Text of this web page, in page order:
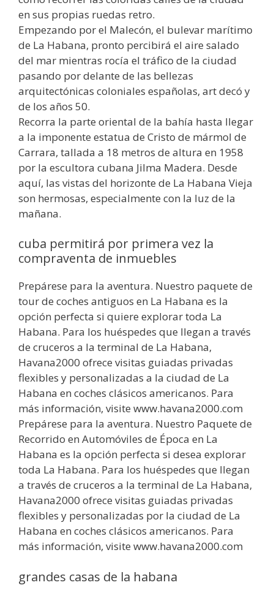
en sus propias ruedas retro.
Empezando por el Malecón, el bulevar marítimo
de La Habana, pronto percibirá el aire salado
del mar mientras rocía el tráfico de la ciudad
pasando por delante de las bellezas
arquitectónicas coloniales españolas, art decó y
de los años 50.
Recorra la parte oriental de la bahía hasta llegar
a la imponente estatua de Cristo de mármol de
Carrara, tallada a 18 metros de altura en 1958
por la escultora cubana Jilma Madera. Desde
aquí, las vistas del horizonte de La Habana Vieja
son hermosas, especialmente con la luz de la
mañana.
cuba permitirá por primera vez la
compraventa de inmuebles
Prepárese para la aventura. Nuestro paquete de
tour de coches antiguos en La Habana es la
opción perfecta si quiere explorar toda La
Habana. Para los huéspedes que llegan a través
de cruceros a la terminal de La Habana,
Havana2000 ofrece visitas guiadas privadas
flexibles y personalizadas a la ciudad de La
Habana en coches clásicos americanos. Para
más información, visite www.havana2000.com
Prepárese para la aventura. Nuestro Paquete de
Recorrido en Automóviles de Época en La
Habana es la opción perfecta si desea explorar
toda La Habana. Para los huéspedes que llegan
a través de cruceros a la terminal de La Habana,
Havana2000 ofrece visitas guiadas privadas
flexibles y personalizadas por la ciudad de La
Habana en coches clásicos americanos. Para
más información, visite www.havana2000.com
grandes casas de la habana